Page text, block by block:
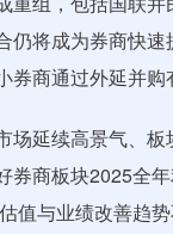
仍将成为券商快
券商通过外延并购
场延续高景气、
券商板块2025全
值与业绩改善趋